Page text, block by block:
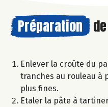
Préparation
Enlever la croûte du
tranches au rouleau à
plus fines.
Etaler la pâte à